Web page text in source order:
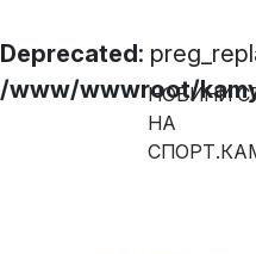
Deprecated:
/www/wwwroot/
Skip to content
НОВИНИ
НА